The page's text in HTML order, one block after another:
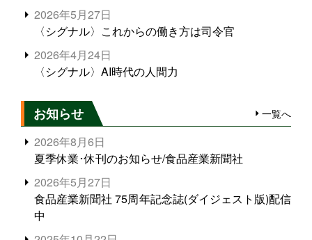
2026年5月27日
〈シグナル〉これからの働き方は司令官
2026年4月24日
〈シグナル〉AI時代の人間力
お知らせ 一覧へ
2026年8月6日
夏季休業･休刊のお知らせ/食品産業新聞社
2026年5月27日
食品産業新聞社 75周年記念誌(ダイジェスト版)配信
中